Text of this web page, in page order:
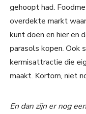
gehoopt had.
overdekte markt
kunt doen en hier en
parasols kopen. Ook
kermisattractie die
maakt. Kortom, niet
En dan zijn er nog